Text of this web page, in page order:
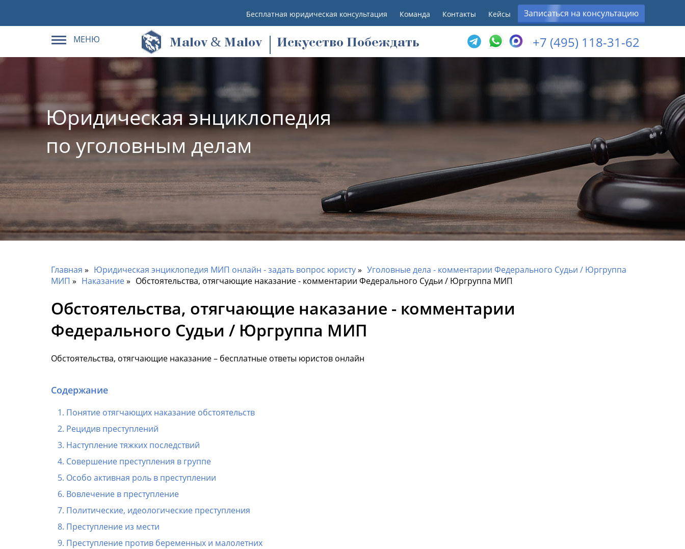
Бесплатная юридическая консультация Команда Контакты Кейсы Записаться на консультацию
МЕНЮ Malov & Malov Искусство Побеждать +7 (495) 118-31-62
Юридическая энциклопедия
по уголовным делам
Главная Юридическая энциклопедия МИП онлайн - задать вопрос юристу
Уголовные дела - комментарии Федерального Судьи / Юргруппа
МИП
Наказание Обстоятельства, отягчающие наказание - комментарии Федерального Судьи / Юргруппа МИП
Обстоятельства, отягчающие наказание - комментарии
Федерального Судьи / Юргруппа МИП
Обстоятельства, отягчающие наказание – бесплатные ответы юристов онлайн
Содержание
Понятие отягчающих наказание обстоятельств
Рецидив преступлений
Наступление тяжких последствий
Совершение преступления в группе
Особо активная роль в преступлении
Вовлечение в преступление
Политические, идеологические преступления
Преступление из мести
Преступление против беременных и малолетних